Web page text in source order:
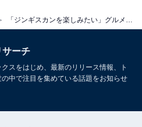
調査】
サーチ
スをはじめ、最新のリリース情報、ト
中で注目を集めている話題をお知らせ